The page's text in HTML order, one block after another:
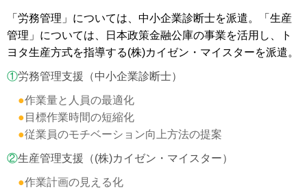
「労務管理」については、中小企業診断士を派遣。「生産
管理」については、日本政策金融公庫の事業を活用し、ト
ヨタ生産方式を指導する(株)カイゼン・マイスターを派遣。
①労務管理支援（中小企業診断士）
●作業量と人員の最適化
● 目標作業時間の短縮化
●従業員のモチベーション向上方法の提案
②生産管理支援（(株)カイゼン・マイスター）
●作業計画の見える化